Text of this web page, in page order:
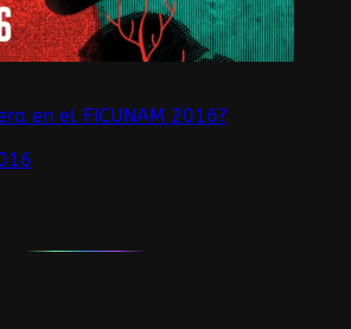
en el FICUNAM 2016?